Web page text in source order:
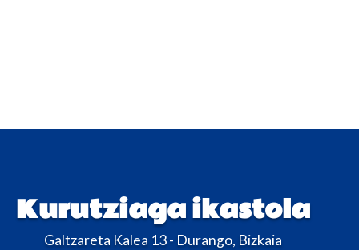
Kurutziaga ikastola
Galtzareta Kalea 13 - Durango, Bizkaia